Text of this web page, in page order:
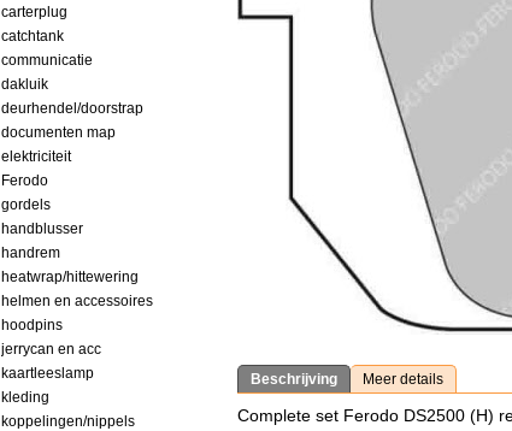
carterplug
catchtank
communicatie
dakluik
deurhendel/doorstrap
documenten map
elektriciteit
Ferodo
gordels
handblusser
handrem
heatwrap/hittewering
helmen en accessoires
hoodpins
jerrycan en acc
kaartleeslamp
kleding
koppelingen/nippels
Beschrijving Meer details
Complete set Ferodo DS2500 (H)